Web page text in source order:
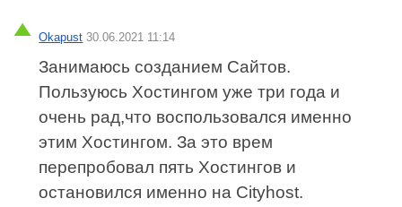
Okapust 30.06.2021 11:14
Занимаюсь созданием Сайтов.
Пользуюсь Хостингом уже три года и
очень рад,что воспользовался именно
этим Хостингом. За это врем
перепробовал пять Хостингов и
остановился именно на Сityhost.